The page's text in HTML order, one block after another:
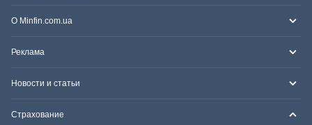
О Minfin.com.ua
Реклама
Новости и статьи
Страхование